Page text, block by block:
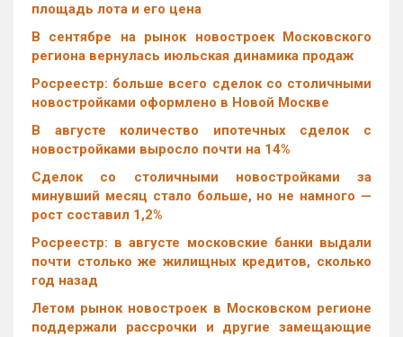
площадь лота и его цена
В сентябре на рынок новостроек Московского
региона вернулась июльская динамика продаж
Росреестр: больше всего сделок со столичными
новостройками оформлено в Новой Москве
В августе количество ипотечных сделок с
новостройками выросло почти на 14%
Cделок со столичными новостройками за
минувший месяц стало больше, но не намного —
рост составил 1,2%
Росреестр: в августе московские банки выдали
почти столько же жилищных кредитов, сколько
год назад
Летом рынок новостроек в Московском регионе
поддержали рассрочки и другие замещающие